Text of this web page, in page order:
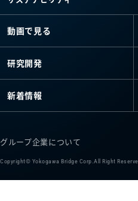
動画で見る
研究開発
新着情報
グループ企業について
Copyright© Yokogawa Bridge Corp.All Right